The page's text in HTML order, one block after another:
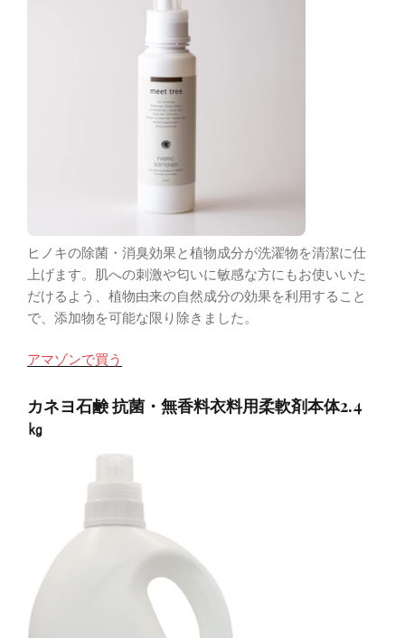
ヒノキの除菌・消臭効果と植物成分が洗濯物を清潔に仕
上げます。肌への刺激や匂いに敏感な方にもお使いいた
だけるよう、植物由来の自然成分の効果を利用すること
で、添加物を可能な限り除きました。
アマゾンで買う
カネヨ石鹸 抗菌・無香料衣料用柔軟剤本体2.4
㎏